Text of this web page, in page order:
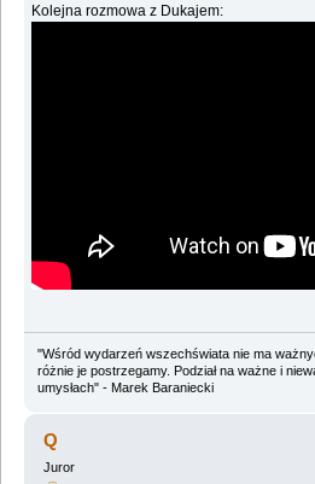
Kolejna rozmowa z Dukajem:
"Wśród wydarzeń wszechświata nie ma
różnie je postrzegamy. Podział na ważne i
umysłach" - Marek Baraniecki
Q
Juror